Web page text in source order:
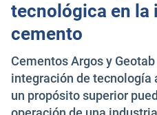
tecnológica en la
cemento
Cementos Argos y
integración de tecnología
un propósito superior